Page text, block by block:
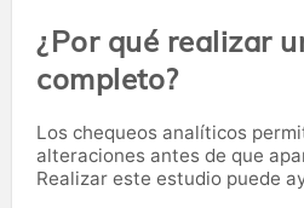
¿Por qué realizar
completo?
Los chequeos analíticos
alteraciones antes de que
Realizar este estudio puede